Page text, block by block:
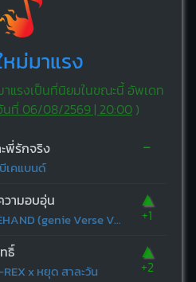
หม่มาแรง
แรงเป็นที่นิยมในขณะนี้ อัพเดท
นที่ 06/08/2569 | 20:00)
พี่รักจริง
เคแบนด์
-
วามอบอุ่น
FREEHAND (genie Verse Vol.1)
▲
+1
ธิ์
x หยุด สาละวัน
▲
+2